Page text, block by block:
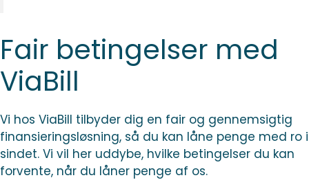
Fair betingelser med
ViaBill
Vi hos ViaBill tilbyder dig en fair og gennemsigtig
finansieringsløsning, så du kan låne penge med ro i
sindet. Vi vil her uddybe, hvilke betingelser du kan
forvente, når du låner penge af os.